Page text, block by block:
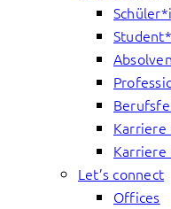
Karriere
Karriere
Let’s connect
Offices